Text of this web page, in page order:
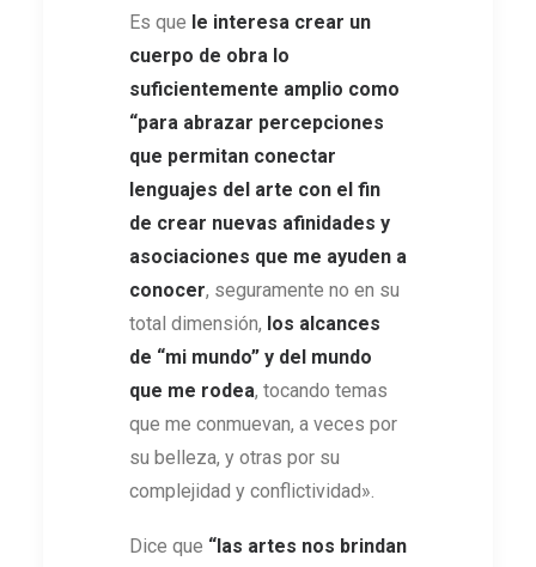
Es que le interesa crear un
cuerpo de obra lo
suficientemente amplio como
“para abrazar percepciones
que permitan conectar
lenguajes del arte con el fin
de crear nuevas afinidades y
asociaciones que me ayuden a
conocer, seguramente no en su
total dimensión, los alcances
de “mi mundo” y del mundo
que me rodea, tocando temas
que me conmuevan, a veces por
su belleza, y otras por su
complejidad y conflictividad».
Dice que “las artes nos brindan